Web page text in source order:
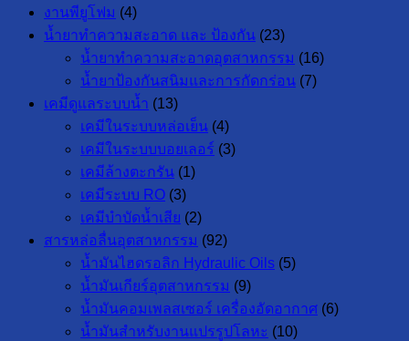
งานพียูโฟม (4)
น้ำยาทำความสะอาด และ ป้องกัน (23)
น้ำยาทำความสะอาดอุตสาหกรรม (16)
น้ำยาป้องกันสนิมและการกัดกร่อน (7)
เคมีดูแลระบบน้ำ (13)
เคมีในระบบหล่อเย็น (4)
เคมีในระบบบอยเลอร์ (3)
เคมีล้างตะกรัน (1)
เคมีระบบ RO (3)
เคมีบำบัดน้ำเสีย (2)
สารหล่อลื่นอุตสาหกรรม (92)
น้ำมันไฮดรอลิก Hydraulic Oils (5)
น้ำมันเกียร์อุตสาหกรรม (9)
น้ำมันคอมเพลสเซอร์ เครื่องอัดอากาศ (6)
น้ำมันสำหรับงานแปรรูปโลหะ (10)